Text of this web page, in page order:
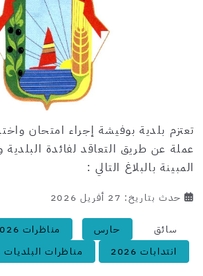
تعتزم بلدية بوفيشة إجراء امتحان
عملة عن طريق التعاقد لفائدة
المبينة بالبلاغ التالي :
حدث بتاريخ: 27 أفريل 2026
سائق حارس
مناظرات 2026
انتدابات 2026
مناظرات البلديات 2026